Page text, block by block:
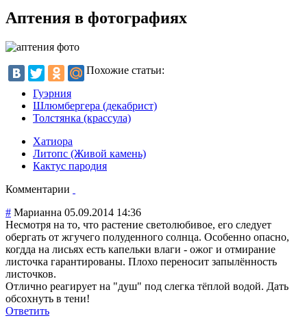
Аптения в фотографиях
Похожие статьи:
Гуэрния
Шлюмбергера (декабрист)
Толстянка (крассула)
Хатиора
Литопс (Живой камень)
Кактус пародия
Комментарии
# Марианна 05.09.2014 14:36
Несмотря на то, что растение светолюбивое, его следует
обергать от жгучего полуденного солнца. Особенно опасно,
когдда на лисьях есть капельки влаги - ожог и отмирание
листочка гарантированы. Плохо переносит запылённость
листочков.
Отлично реагирует на "душ" под слегка тёплой водой. Дать
обсохнуть в тени!
Ответить